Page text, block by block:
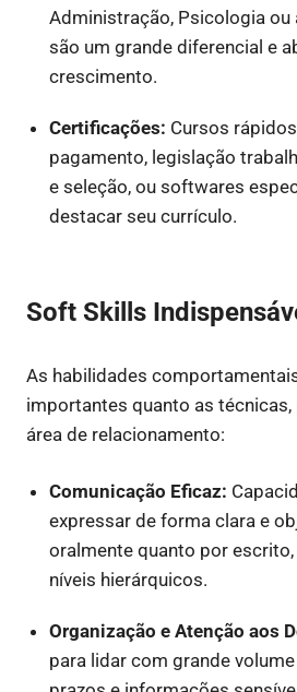
Administração, Psicologia ou
são um grande diferencial e
crescimento.
Certificações: Cursos
pagamento, legislação
e seleção, ou softwares
destacar seu currículo.
Soft Skills
As habilidades
importantes quanto as técnicas,
área de relacionamento:
Comunicação Eficaz:
expressar de forma clara e
oralmente quanto por
níveis hierárquicos.
Organização e Atenção aos
para lidar com grande